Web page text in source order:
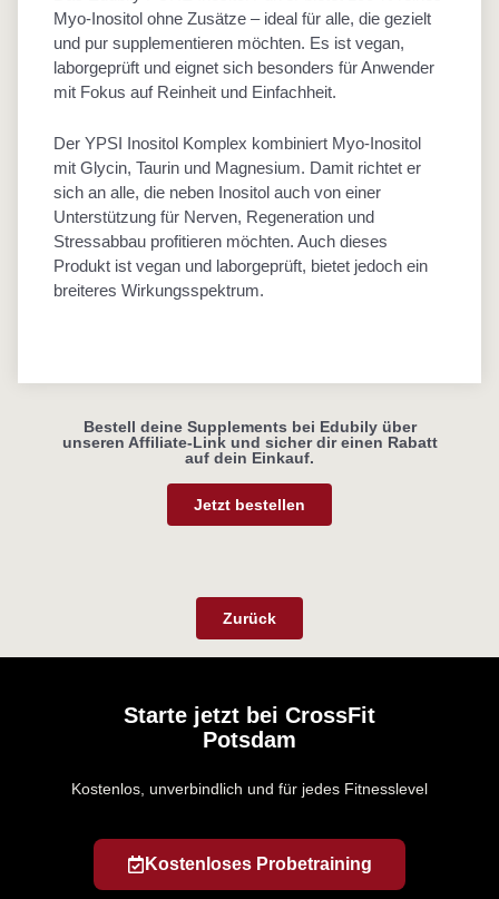
Myo-Inositol ohne Zusätze – ideal für alle, die gezielt
und pur supplementieren möchten. Es ist vegan,
laborgeprüft und eignet sich besonders für Anwender
mit Fokus auf Reinheit und Einfachheit.
Der YPSI Inositol Komplex kombiniert Myo-Inositol
mit Glycin, Taurin und Magnesium. Damit richtet er
sich an alle, die neben Inositol auch von einer
Unterstützung für Nerven, Regeneration und
Stressabbau profitieren möchten. Auch dieses
Produkt ist vegan und laborgeprüft, bietet jedoch ein
breiteres Wirkungsspektrum.
Bestell deine Supplements bei Edubily über
unseren Affiliate-Link und sicher dir einen Rabatt
auf dein Einkauf.
Jetzt bestellen
Zurück
Starte jetzt bei CrossFit
Potsdam
Kostenlos, unverbindlich und für jedes Fitnesslevel
Kostenloses Probetraining